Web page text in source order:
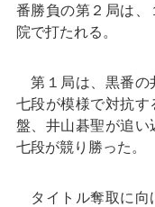
番勝負の第２局は
院で打たれる。
第１局は、黒番の
七段が模様で対抗
盤、井山碁聖が追い
七段が競り勝った。
タイトル奪取に向